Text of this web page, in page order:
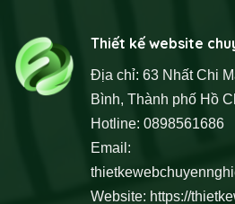
Thiết kế website
Địa chỉ: 63 Nhất Chi
Bình, Thành phố Hồ
Hotline: 0898561686
Email:
Website: https://